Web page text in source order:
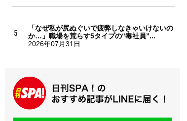
「なぜ私が尻ぬぐいで疲弊しなきゃいけないの
か…」職場を荒らす5タイプの“毒社員”...
2026年07月31日